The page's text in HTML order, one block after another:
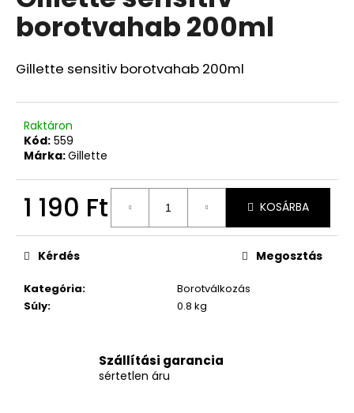
5-
ből
csillag.
borotvahab 200ml
Gillette sensitiv borotvahab 200ml
Raktáron
Kód: 559
Márka:Gillette
1 190 Ft KOSÁRBA
Kategória:
Borotválkozás
Súly: 0.8 kg
Kérdés Megosztás
Szállítási garancia
sértetlen áru